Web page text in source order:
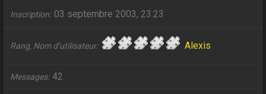
Inscription 03 septembre 2003, 23:23
Rang, Nom d’utilisateur Alexis
Messages 42